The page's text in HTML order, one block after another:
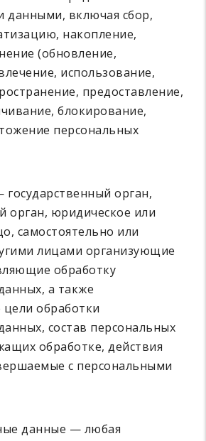
данными, включая сбор,
накопление,
(обновление,
использование,
предоставление,
блокирование,
персональных
орган,
орган, юридическое или
самостоятельно или
лицами организующие
обработку
а также
обработки
состав персональных
обработке, действия
с персональными
данные — любая